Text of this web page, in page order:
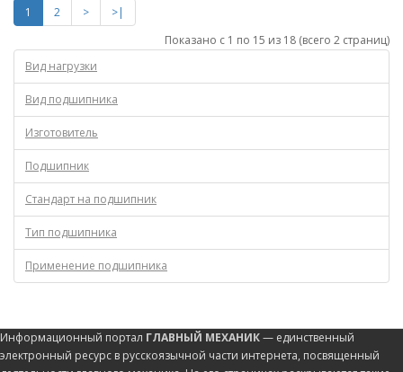
1 2 >
>|
Показано с 1 по 15 из 18 (всего 2 страниц)
Вид нагрузки
Вид подшипника
Изготовитель
Подшипник
Стандарт на подшипник
Тип подшипника
Применение подшипника
Информационный портал ГЛАВНЫЙ МЕХАНИК— единственный
электронный ресурс в русскоязычной части интернета, посвященный